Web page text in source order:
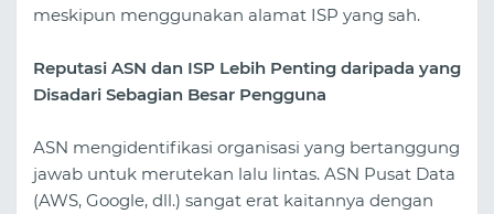
meskipun menggunakan alamat ISP yang sah.
Reputasi ASN dan ISP Lebih Penting daripada yang
Disadari Sebagian Besar Pengguna
ASN mengidentifikasi organisasi yang bertanggung
jawab untuk merutekan lalu lintas. ASN Pusat Data
(AWS, Google, dll.) sangat erat kaitannya dengan